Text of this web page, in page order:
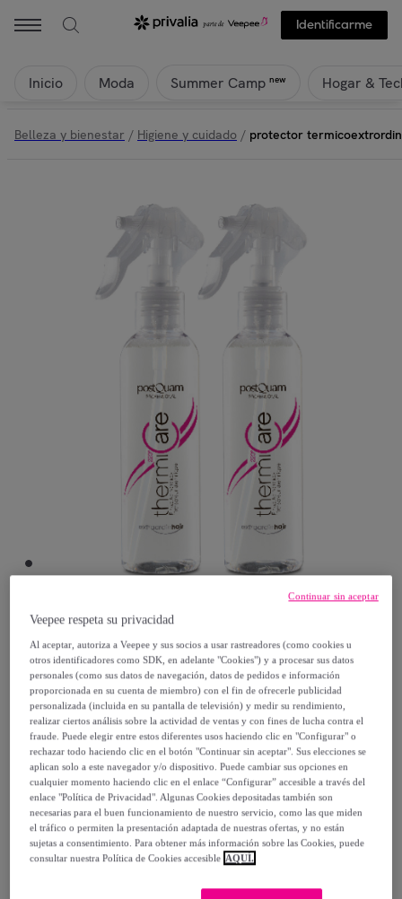
Identificarme
Inicio Moda Summer Camp new Hogar &
Belleza y bienestar / Higiene y cuidado / protector
Postquam
protector termicoextrordinhair 150 ml x 2
unidades
Modelo: 150ml
13,99 €
46,99 €
-70%
Vendido porPostquam Cosmetic
Veepee respeta su privacidad
Al aceptar, autoriza a Veepee y sus socios a usar rastreadores (como cookies u
otros identificadores como SDK, en adelante "Cookies") y a procesar sus datos
personales (como sus datos de navegación, datos de pedidos e información
proporcionada en su cuenta de miembro) con el fin de ofrecerle publicidad
personalizada (incluida en su pantalla de televisión) y medir su rendimiento,
realizar ciertos análisis sobre la actividad de ventas y con fines de lucha contra el
fraude. Puede elegir entre estos diferentes usos haciendo clic en "Configurar" o
rechazar todo haciendo clic en el botón "Continuar sin aceptar". Sus elecciones se
aplican solo a este navegador y/o dispositivo. Puede cambiar sus opciones en
cualquier momento haciendo clic en el enlace “Configurar” accesible a través del
enlace "Política de Privacidad". Algunas Cookies depositadas también son
necesarias para el buen funcionamiento de nuestro servicio, como las que miden
el tráfico o permiten la presentación adaptada de nuestras ofertas, y no están
sujetas a consentimiento. Para obtener más información sobre las Cookies, puede
consultar nuestra Política de Cookies accesible AQUÍ.
Continuar sin aceptar